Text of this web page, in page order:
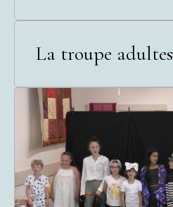
La troupe adultes